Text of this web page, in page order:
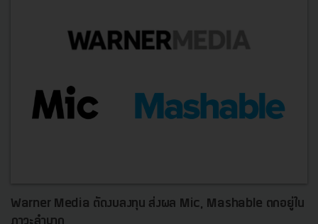
Warner Media ตัดงบลงทุน ส่งผล Mic, Mashable ตกอยู่ใน
ภาวะลำบาก